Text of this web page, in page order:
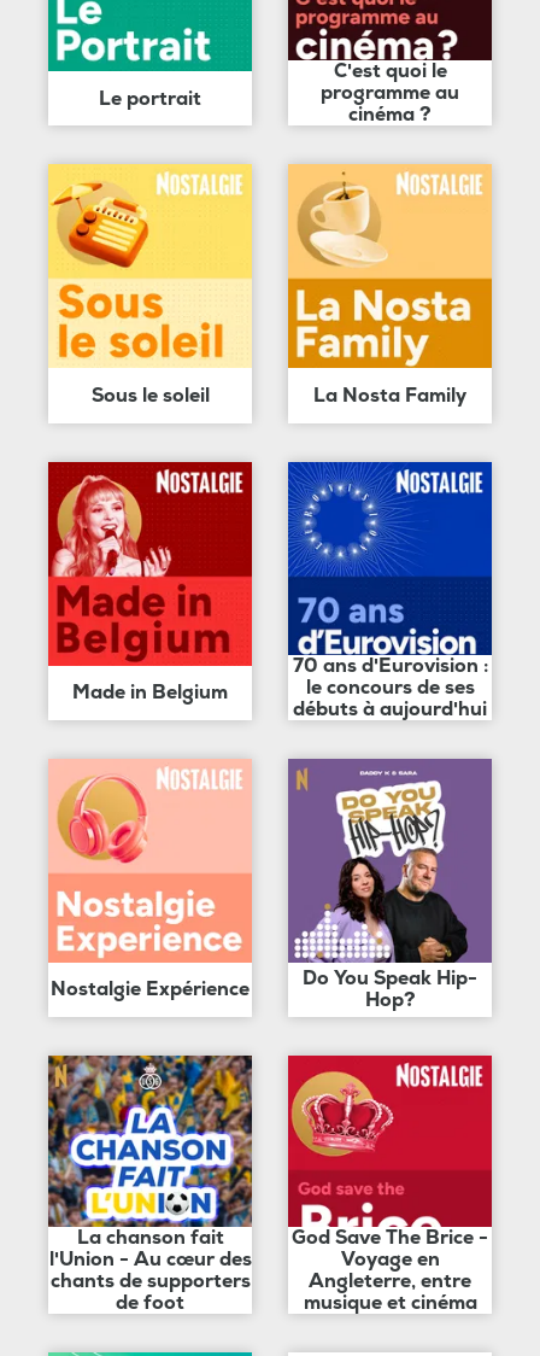
Le portrait
C'est quoi le
programme au
cinéma ?
Sous le soleil La Nosta Family
Made in Belgium
70 ans d'Eurovision :
le concours de ses
débuts à aujourd'hui
Nostalgie Expérience
Do You Speak Hip-
Hop?
La chanson fait
l'Union - Au cœur des
chants de supporters
de foot
God Save The Brice -
Voyage en
Angleterre, entre
musique et cinéma